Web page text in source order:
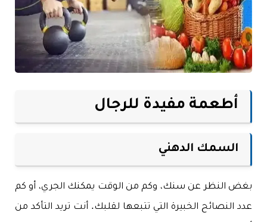
أطعمة مفيدة للرجال
السمك الدهني
بغض النظر عن سنك، وكم من الوقت يمكنك الجري، أو كم
عدد النصائح الخبيرة التي تتبعها لقلبك. أنت تريد التأكد من